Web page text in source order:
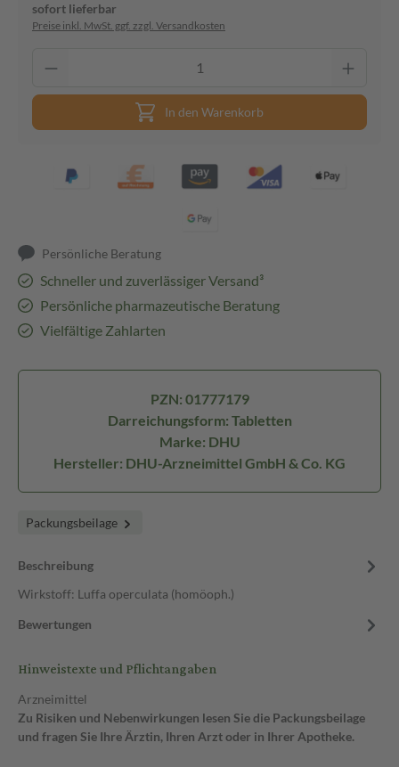
sofort lieferbar
Preise inkl. MwSt. ggf. zzgl. Versandkosten
In den Warenkorb
Persönliche Beratung
Schneller und zuverlässiger Versand³
Persönliche pharmazeutische Beratung
Vielfältige Zahlarten
PZN: 01777179
Darreichungsform: Tabletten
Marke: DHU
Hersteller: DHU-Arzneimittel GmbH & Co. KG
Packungsbeilage
Beschreibung
Wirkstoff: Luffa operculata (homöoph.)
Bewertungen
Hinweistexte und Pflichtangaben
Arzneimittel
Zu Risiken und Nebenwirkungen lesen Sie die Packungsbeilage
und fragen Sie Ihre Ärztin, Ihren Arzt oder in Ihrer Apotheke.